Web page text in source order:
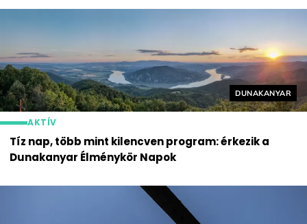
Helyszín
DUNAKANYAR
AKTÍV
Tíz nap, több mint kilencven program: érkezik a
Dunakanyar Élménykör Napok